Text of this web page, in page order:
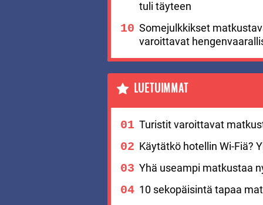
tuli täyteen
Somejulkkikset
varoittavat
LUETUIMMAT
Turistit varoittavat
Käytätkö hotellin Wi-Fiä?
Yhä useampi matkustaa
10 sekopäisintä tapaa